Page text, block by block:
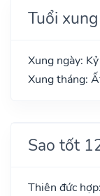
Tuổi
Xung ngày:
Xung tháng:
Sao tốt
Thiên đức